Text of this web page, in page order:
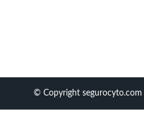
© Copyright segurocyto.com